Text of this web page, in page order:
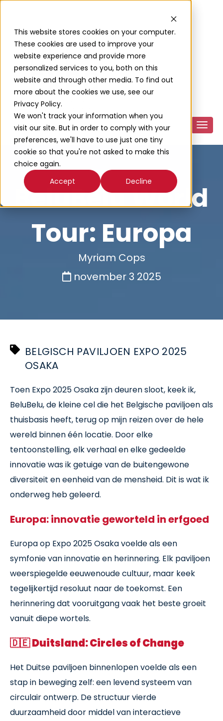
This website stores cookies on your computer.
These cookies are used to improve your
website experience and provide more
personalized services to you, both on this
website and through other media. To find out
more about the cookies we use, see our
Privacy Policy.
We won't track your information when you
visit our site. But in order to comply with your
preferences, we'll have to use just one tiny
cookie so that you're not asked to make this
choice again.
Accept
Decline
BeluBelu World
Tour: Europa
Myriam Cops
november 3 2025
BELGISCH PAVILJOEN EXPO 2025
OSAKA
Toen Expo 2025 Osaka zijn deuren sloot, keek ik,
BeluBelu, de kleine cel die het Belgische paviljoen als
thuisbasis heeft, terug op mijn reizen over de hele
wereld binnen één locatie. Door elke
tentoonstelling, elk verhaal en elke gedeelde
innovatie was ik getuige van de buitengewone
diversiteit en eenheid van de mensheid. Dit is wat ik
onderweg heb geleerd.
Europa: innovatie geworteld in erfgoed
Europa op Expo 2025 Osaka voelde als een
symfonie van innovatie en herinnering. Elk paviljoen
weerspiegelde eeuwenoude cultuur, maar keek
tegelijkertijd resoluut naar de toekomst. Een
herinnering dat vooruitgang vaak het beste groeit
vanuit diepe wortels.
🇩🇪Duitsland: Circles of Change
Het Duitse paviljoen binnenlopen voelde als een
stap in beweging zelf: een levend systeem van
circulair ontwerp. De structuur vierde
duurzaamheid door middel van interactieve